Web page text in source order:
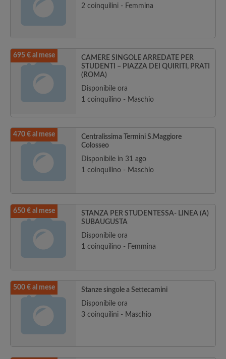
2 coinquilini - Femmina
695 € al mese
CAMERE SINGOLE ARREDATE PER
STUDENTI – PIAZZA DEI QUIRITI, PRATI
(ROMA)
Disponibile ora
1 coinquilino - Maschio
470 € al mese
Centralissima Termini S.Maggiore
Colosseo
Disponibile in 31 ago
1 coinquilino - Maschio
650 € al mese
STANZA PER STUDENTESSA- LINEA (A)
SUBAUGUSTA
Disponibile ora
1 coinquilino - Femmina
500 € al mese
Stanze singole a Settecamini
Disponibile ora
3 coinquilini - Maschio